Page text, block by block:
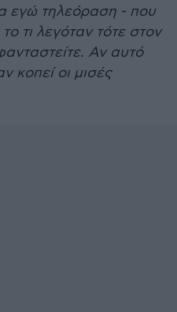
εγώ τηλεόραση - που
τι λεγόταν τότε στον
Αν αυτό
κοπεί οι μισές